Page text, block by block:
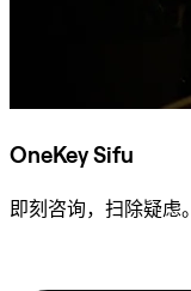
OneKey Sifu
即刻咨询，扫除疑虑。